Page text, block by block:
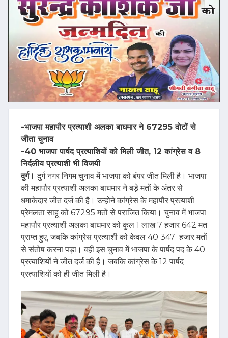
-भाजपा महापौर प्रत्याशी अलका बाघमार ने 67295 वोटों से
जीता चुनाव
-40 भाजपा पार्षद प्रत्याशियों को मिली जीत, 12 कांग्रेस व 8
निर्दलीय प्रत्याशी भी विजयी
दुर्ग।दुर्ग नगर निगम चुनाव में भाजपा को बंपर जीत मिली है। भाजपा
की महापौर प्रत्याशी अलका बाघमार ने बड़े मतों के अंतर से
धमाकेदार जीत दर्ज की है। उन्होने कांग्रेस के महापौर प्रत्याशी
प्रेमलता साहू को 67295 मतों से पराजित किया। चुनाव में भाजपा
महापौर प्रत्याशी अलका बाघमार को कुल 1 लाख 7 हजार 642 मत
प्राप्त हुए, जबकि कांग्रेस प्रत्याशी को केवल 40 347 हजार मतों
से संतोष करना पड़ा। वहीं इस चुनाव में भाजपा के पार्षद पद के 40
प्रत्याशियों ने जीत दर्ज की है। जबकि कांग्रेस के 12 पार्षद
प्रत्याशियों को ही जीत मिली है।